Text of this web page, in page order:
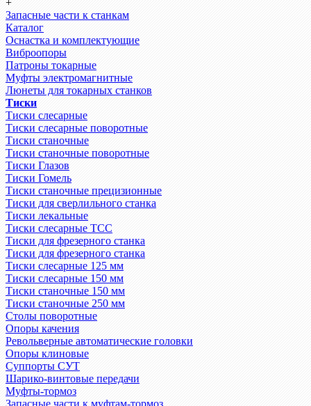
+
Запасные части к станкам
Каталог
Оснастка и комплектующие
Виброопоры
Патроны токарные
Муфты электромагнитные
Люнеты для токарных станков
Тиски
Тиски слесарные
Тиски слесарные поворотные
Тиски станочные
Тиски станочные поворотные
Тиски Глазов
Тиски Гомель
Тиски станочные прецизионные
Тиски для сверлильного станка
Тиски лекальные
Тиски слесарные ТСС
Тиски для фрезерного станка
Тиски для фрезерного станка
Тиски слесарные 125 мм
Тиски слесарные 150 мм
Тиски станочные 150 мм
Тиски станочные 250 мм
Столы поворотные
Опоры качения
Револьверные автоматические головки
Опоры клиновые
Суппорты СУТ
Шарико-винтовые передачи
Муфты-тормоз
Запасные части к муфтам-тормоз